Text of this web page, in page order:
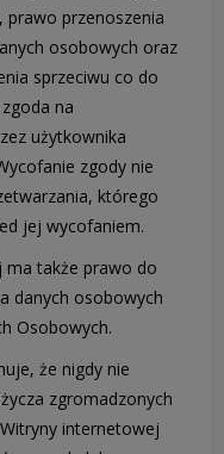
prawo przenoszenia
osobowych oraz
sprzeciwu co do
na
użytkownika
zgody nie
którego
jej wycofaniem.
ma także prawo do
danych osobowych
Osobowych.
że nigdy nie
zgromadzonych
internetowej